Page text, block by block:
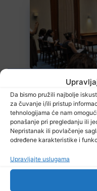
Da bismo pružili najbolje
za čuvanje i/ili pristup
tehnologijama će nam
ponašanje pri pregledanju ili
Nepristanak ili povlačenje
određene karakteristike i
Upravljajte uslugama
TI uočio 1.200 primjera
promociju stranaka